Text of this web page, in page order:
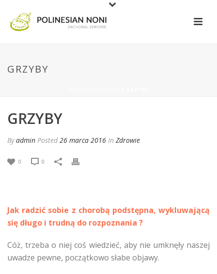
GRZYBY
GRZYBY
Byadmin Posted 26 marca 2016 In Zdrowie
0 0
Jak radzić sobie z chorobą podstępna, wykluwającą
się długo i trudną do rozpoznania ?
Cóż, trzeba o niej coś wiedzieć, aby nie umknęły naszej
uwadze pewne, początkowo słabe objawy.